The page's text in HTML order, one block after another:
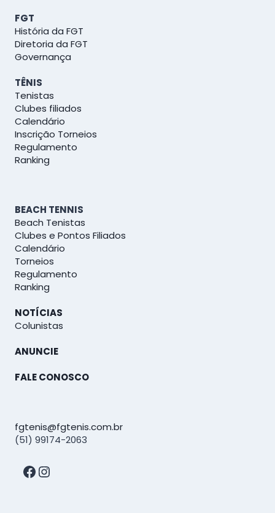
FGT
História da FGT
Diretoria da FGT
Governança
TÊNIS
Tenistas
Clubes filiados
Calendário
Inscrição Torneios
Regulamento
Ranking
BEACH TENNIS
Beach Tenistas
Clubes e Pontos Filiados
Calendário
Torneios
Regulamento
Ranking
NOTÍCIAS
Colunistas
ANUNCIE
FALE CONOSCO
fgtenis@fgtenis.com.br
(51) 99174-2063
Facebook
Instagram